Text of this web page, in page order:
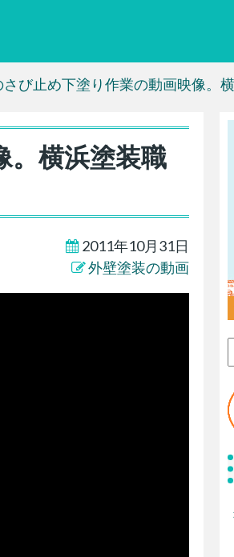
び止め下塗り作業の動画映像。
。横浜塗装職
2011年10月31日
外壁塗装の動画